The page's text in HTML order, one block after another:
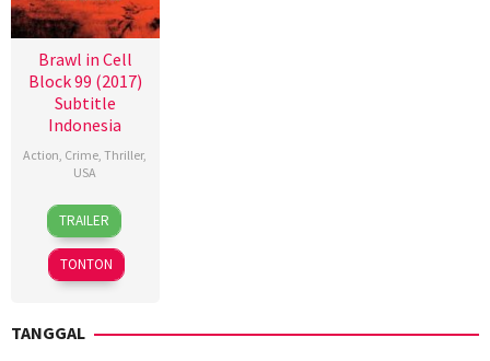
Brawl in Cell
Block 99 (2017)
Subtitle
Indonesia
Action, Crime,Thriller,
USA
23
Sep
2017
Dave
Halls
TRAILER
TONTON
TANGGAL